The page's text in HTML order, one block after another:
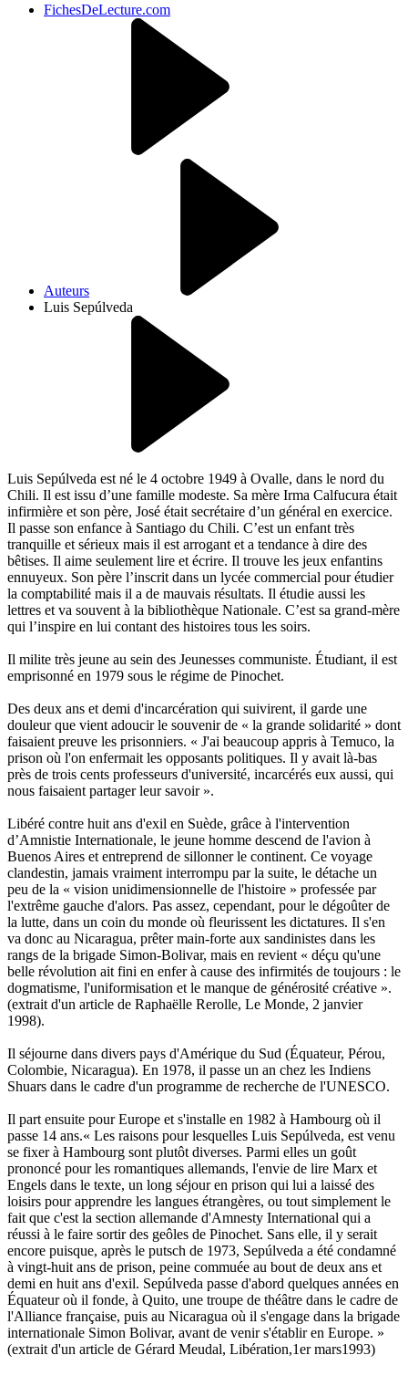
FichesDeLecture.com
Auteurs
Luis Sepúlveda
Luis Sepúlveda est né le 4 octobre 1949 à Ovalle, dans le nord du
Chili. Il est issu d’une famille modeste. Sa mère Irma Calfucura était
infirmière et son père, José était secrétaire d’un général en exercice.
Il passe son enfance à Santiago du Chili. C’est un enfant très
tranquille et sérieux mais il est arrogant et a tendance à dire des
bêtises. Il aime seulement lire et écrire. Il trouve les jeux enfantins
ennuyeux. Son père l’inscrit dans un lycée commercial pour étudier
la comptabilité mais il a de mauvais résultats. Il étudie aussi les
lettres et va souvent à la bibliothèque Nationale. C’est sa grand-mère
qui l’inspire en lui contant des histoires tous les soirs.
Il milite très jeune au sein des Jeunesses communiste. Étudiant, il est
emprisonné en 1979 sous le régime de Pinochet.
Des deux ans et demi d'incarcération qui suivirent, il garde une
douleur que vient adoucir le souvenir de « la grande solidarité » dont
faisaient preuve les prisonniers. « J'ai beaucoup appris à Temuco, la
prison où l'on enfermait les opposants politiques. Il y avait là-bas
près de trois cents professeurs d'université, incarcérés eux aussi, qui
nous faisaient partager leur savoir ».
Libéré contre huit ans d'exil en Suède, grâce à l'intervention
d’Amnistie Internationale, le jeune homme descend de l'avion à
Buenos Aires et entreprend de sillonner le continent. Ce voyage
clandestin, jamais vraiment interrompu par la suite, le détache un
peu de la « vision unidimensionnelle de l'histoire » professée par
l'extrême gauche d'alors. Pas assez, cependant, pour le dégoûter de
la lutte, dans un coin du monde où fleurissent les dictatures. Il s'en
va donc au Nicaragua, prêter main-forte aux sandinistes dans les
rangs de la brigade Simon-Bolivar, mais en revient « déçu qu'une
belle révolution ait fini en enfer à cause des infirmités de toujours : le
dogmatisme, l'uniformisation et le manque de générosité créative ».
(extrait d'un article de Raphaëlle Rerolle, Le Monde, 2 janvier
1998).
Il séjourne dans divers pays d'Amérique du Sud (Équateur, Pérou,
Colombie, Nicaragua). En 1978, il passe un an chez les Indiens
Shuars dans le cadre d'un programme de recherche de l'UNESCO.
Il part ensuite pour Europe et s'installe en 1982 à Hambourg où il
passe 14 ans.« Les raisons pour lesquelles Luis Sepúlveda, est venu
se fixer à Hambourg sont plutôt diverses. Parmi elles un goût
prononcé pour les romantiques allemands, l'envie de lire Marx et
Engels dans le texte, un long séjour en prison qui lui a laissé des
loisirs pour apprendre les langues étrangères, ou tout simplement le
fait que c'est la section allemande d'Amnesty International qui a
réussi à le faire sortir des geôles de Pinochet. Sans elle, il y serait
encore puisque, après le putsch de 1973, Sepúlveda a été condamné
à vingt-huit ans de prison, peine commuée au bout de deux ans et
demi en huit ans d'exil. Sepúlveda passe d'abord quelques années en
Équateur où il fonde, à Quito, une troupe de théâtre dans le cadre de
l'Alliance française, puis au Nicaragua où il s'engage dans la brigade
internationale Simon Bolivar, avant de venir s'établir en Europe. »
(extrait d'un article de Gérard Meudal, Libération,1er mars1993)